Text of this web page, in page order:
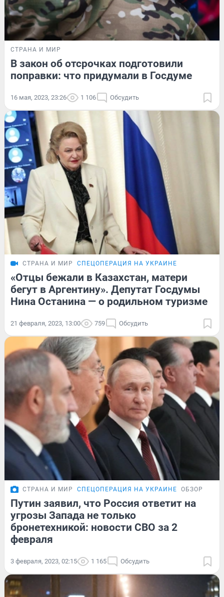
СТРАНА И МИР
В закон об отсрочках подготовили
поправки: что придумали в Госдуме
16 мая, 2023, 23:26 1 106 Обсудить
СТРАНА И МИР СПЕЦОПЕРАЦИЯ НА УКРАИНЕ
«Отцы бежали в Казахстан, матери
бегут в Аргентину». Депутат Госдумы
Нина Останина — о родильном туризме
21 февраля, 2023, 13:00 759 Обсудить
СТРАНА И МИР СПЕЦОПЕРАЦИЯ НА УКРАИНЕ ОБЗОР
Путин заявил, что Россия ответит на
угрозы Запада не только
бронетехникой: новости СВО за 2
февраля
3 февраля, 2023, 02:15 1 165 Обсудить